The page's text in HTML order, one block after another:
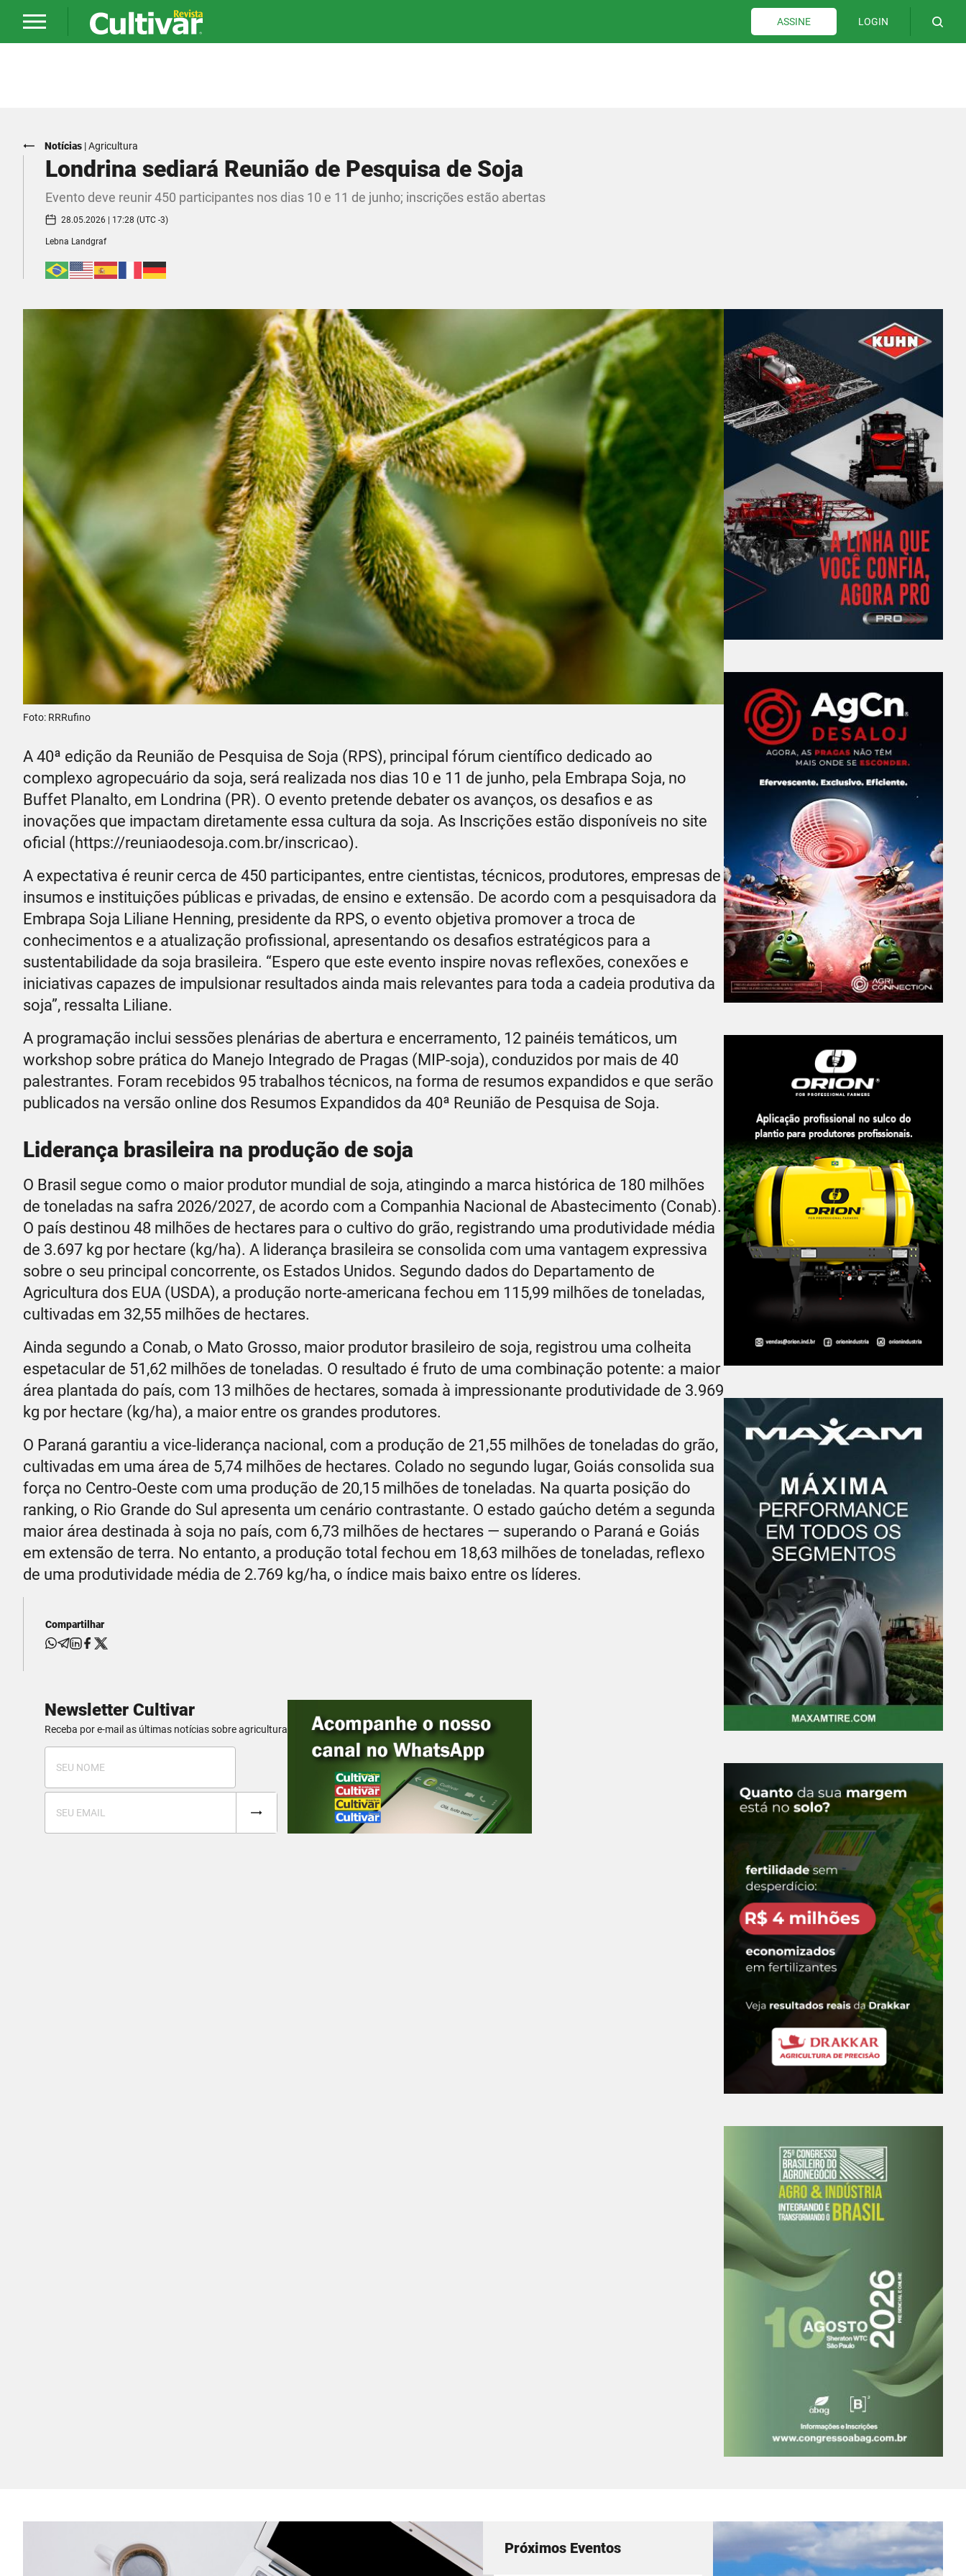
ASSINE LOGIN
Notícias |Agricultura
Londrina sediará Reunião de Pesquisa de Soja
Evento deve reunir 450 participantes nos dias 10 e 11 de junho; inscrições estão abertas
28.05.2026 | 17:28 (UTC -3)
Lebna Landgraf
Foto: RRRufino
A 40ª edição da Reunião de Pesquisa de Soja (RPS), principal fórum científico dedicado ao
complexo agropecuário da soja, será realizada nos dias 10 e 11 de junho, pela Embrapa Soja, no
Buffet Planalto, em Londrina (PR). O evento pretende debater os avanços, os desafios e as
inovações que impactam diretamente essa cultura da soja. As Inscrições estão disponíveis no site
oficial (https://reuniaodesoja.com.br/inscricao).
A expectativa é reunir cerca de 450 participantes, entre cientistas, técnicos, produtores, empresas de
insumos e instituições públicas e privadas, de ensino e extensão. De acordo com a pesquisadora da
Embrapa Soja Liliane Henning, presidente da RPS, o evento objetiva promover a troca de
conhecimentos e a atualização profissional, apresentando os desafios estratégicos para a
sustentabilidade da soja brasileira. “Espero que este evento inspire novas reflexões, conexões e
iniciativas capazes de impulsionar resultados ainda mais relevantes para toda a cadeia produtiva da
soja”, ressalta Liliane.
A programação inclui sessões plenárias de abertura e encerramento, 12 painéis temáticos, um
workshop sobre prática do Manejo Integrado de Pragas (MIP-soja), conduzidos por mais de 40
palestrantes. Foram recebidos 95 trabalhos técnicos, na forma de resumos expandidos e que serão
publicados na versão online dos Resumos Expandidos da 40ª Reunião de Pesquisa de Soja.
Liderança brasileira na produção de soja
O Brasil segue como o maior produtor mundial de soja, atingindo a marca histórica de 180 milhões
de toneladas na safra 2026/2027, de acordo com a Companhia Nacional de Abastecimento (Conab).
O país destinou 48 milhões de hectares para o cultivo do grão, registrando uma produtividade média
de 3.697 kg por hectare (kg/ha). A liderança brasileira se consolida com uma vantagem expressiva
sobre o seu principal concorrente, os Estados Unidos. Segundo dados do Departamento de
Agricultura dos EUA (USDA), a produção norte-americana fechou em 115,99 milhões de toneladas,
cultivadas em 32,55 milhões de hectares.
Ainda segundo a Conab, o Mato Grosso, maior produtor brasileiro de soja, registrou uma colheita
espetacular de 51,62 milhões de toneladas. O resultado é fruto de uma combinação potente: a maior
área plantada do país, com 13 milhões de hectares, somada à impressionante produtividade de 3.969
kg por hectare (kg/ha), a maior entre os grandes produtores.
O Paraná garantiu a vice-liderança nacional, com a produção de 21,55 milhões de toneladas do grão,
cultivadas em uma área de 5,74 milhões de hectares. Colado no segundo lugar, Goiás consolida sua
força no Centro-Oeste com uma produção de 20,15 milhões de toneladas. Na quarta posição do
ranking, o Rio Grande do Sul apresenta um cenário contrastante. O estado gaúcho detém a segunda
maior área destinada à soja no país, com 6,73 milhões de hectares — superando o Paraná e Goiás
em extensão de terra. No entanto, a produção total fechou em 18,63 milhões de toneladas, reflexo
de uma produtividade média de 2.769 kg/ha, o índice mais baixo entre os líderes.
Compartilhar
Newsletter Cultivar
Receba por e-mail as últimas notícias sobre agricultura
Próximos Eventos